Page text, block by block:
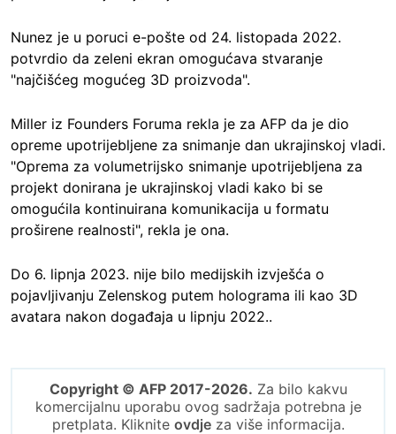
Nunez je u poruci e-pošte od 24. listopada 2022.
potvrdio da zeleni ekran omogućava stvaranje
"najčišćeg mogućeg 3D proizvoda".
Miller iz Founders Foruma rekla je za AFP da je dio
opreme upotrijebljene za snimanje dan ukrajinskoj vladi.
"Oprema za volumetrijsko snimanje upotrijebljena za
projekt donirana je ukrajinskoj vladi kako bi se
omogućila kontinuirana komunikacija u formatu
proširene realnosti", rekla je ona.
Do 6. lipnja 2023. nije bilo medijskih izvješća o
pojavljivanju Zelenskog putem holograma ili kao 3D
avatara nakon događaja u lipnju 2022..
Copyright © AFP 2017-2026. Za bilo kakvu
komercijalnu uporabu ovog sadržaja potrebna je
pretplata. Kliknite ovdjeza više informacija.